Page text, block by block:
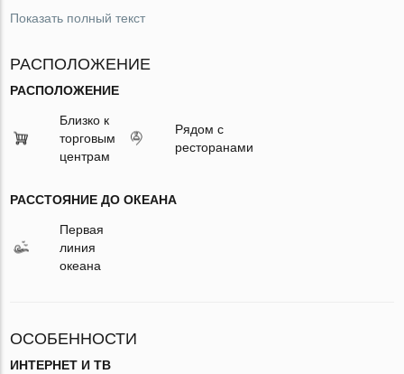
Показать полный текст
РАСПОЛОЖЕНИЕ
РАСПОЛОЖЕНИЕ
Близко к
торговым
центрам
Рядом с
ресторанами
РАССТОЯНИЕ ДО ОКЕАНА
Первая
линия
океана
ОСОБЕННОСТИ
ИНТЕРНЕТ И ТВ